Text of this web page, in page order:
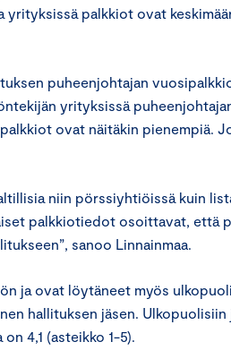
palkkiot ovat
puheenjohtajan
yrityksissä
ovat näitäkin pienempiä.
niin pörssiyhtiöissä kuin
palkkiotiedot osoittavat, että
sanoo Linnainmaa.
ja ovat löytäneet myös
hallituksen jäsen.
4,1 (asteikko 1-5).